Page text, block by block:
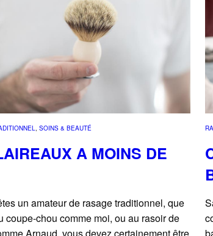
, SOINS & BEAUTÉ
A MOINS DE
un amateur de rasage traditionnel, que
coupe-chou comme moi, ou au rasoir de